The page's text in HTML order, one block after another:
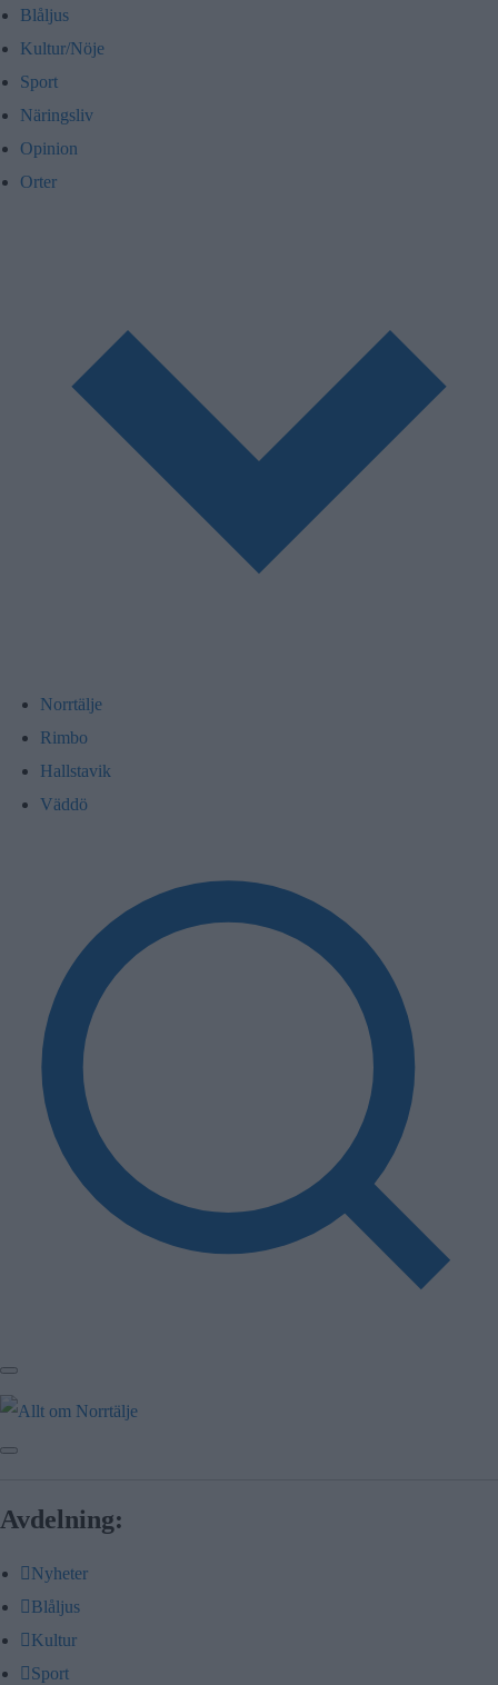
Blåljus
Kultur/Nöje
Sport
Näringsliv
Opinion
Orter
Norrtälje
Rimbo
Hallstavik
Väddö
Avdelning:
Nyheter
Blåljus
Kultur
Sport